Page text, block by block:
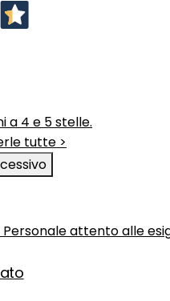
a 4 e 5 stelle.
tutte >
attento alle